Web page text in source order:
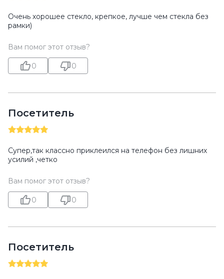
Очень хорошее стекло, крепкое, лучше чем стекла без
рамки)
Вам помог этот отзыв?
0 0
Посетитель
Супер,так классно приклеился на телефон без лишних
усилий ,четко
Вам помог этот отзыв?
0 0
Посетитель